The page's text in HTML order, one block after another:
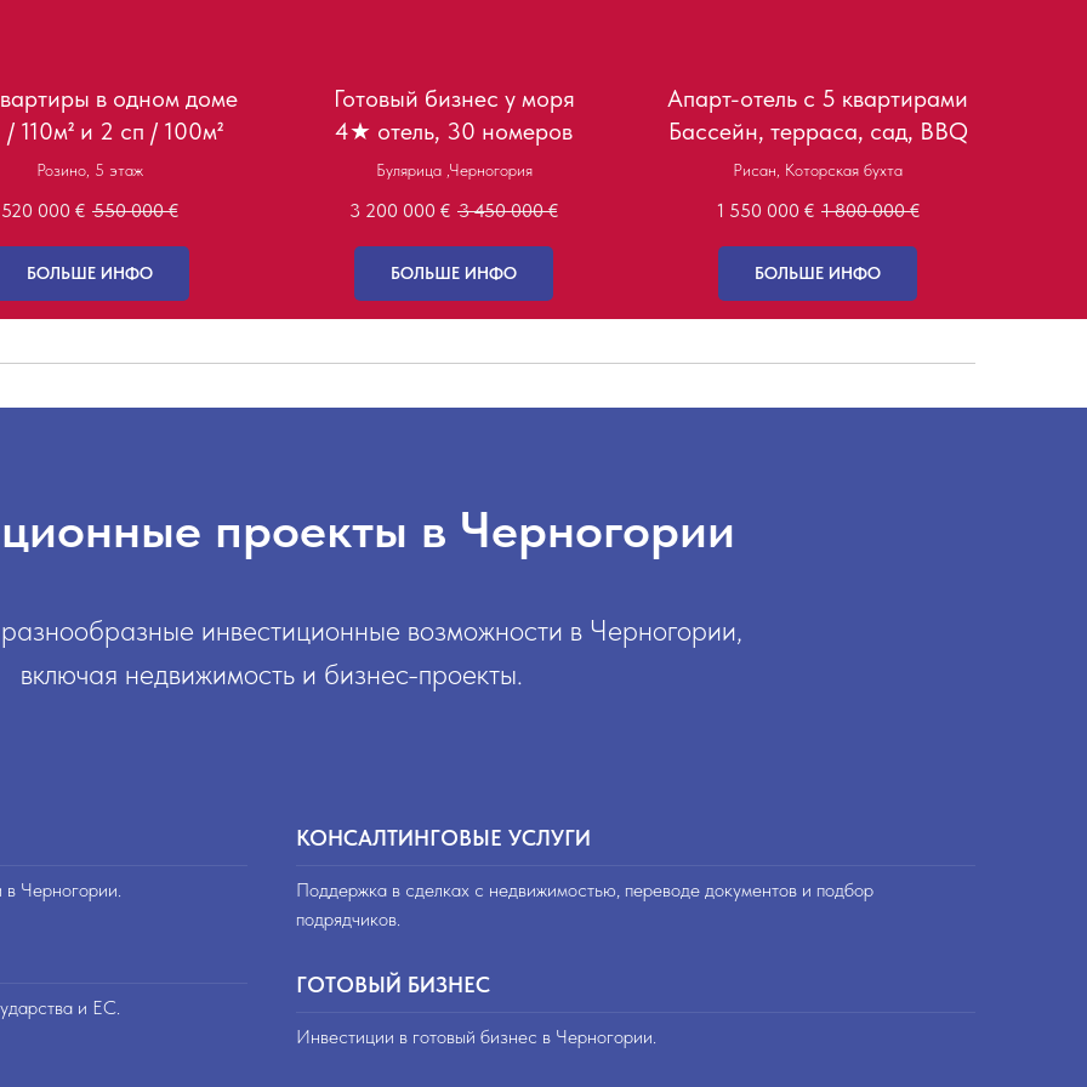
в одном доме
110м² и 2 сп / 100м²
Розино, 5 этаж
520 000 € 550 000 €
БОЛЬШЕ ИНФО
Готовый бизнес у моря
4★ отель, 30 номеров
Булярица ,Черногория
3 200 000 € 3 450 000 €
БОЛЬШЕ ИНФО
Апарт-отель с 5 квартирами
Бассейн, терраса, сад, BBQ
Рисан, Которская бухта
1 550 000 € 1 800 000 €
БОЛЬШЕ ИНФО
проекты в Черногории
инвестиционные возможности в Черногории,
включая недвижимость и бизнес-проекты.
Черногории.
и ЕС.
КОНСАЛТИНГОВЫЕ УСЛУГИ
Поддержка в сделках с недвижимостью, переводе документов и подбор
подрядчиков.
ГОТОВЫЙ БИЗНЕС
Инвестиции в готовый бизнес в Черногории.